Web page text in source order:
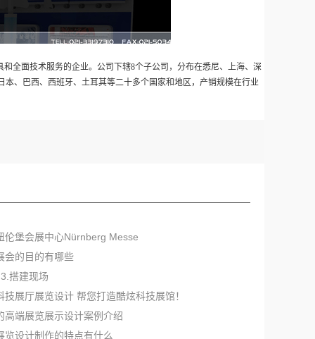
全面技术服务的企业。公司下辖8个子公司，分布在悉尼、上海、深
、巴西、西班牙、土耳其等二十多个国家和地区，产销规模在行业
伦堡会展中心Nürnberg Messe
会的目的有哪些
搭建现场
技展厅展览设计 帮您打造酷炫科技展馆！
高端展览展示设计案例介绍
览设计制作的特点有什么